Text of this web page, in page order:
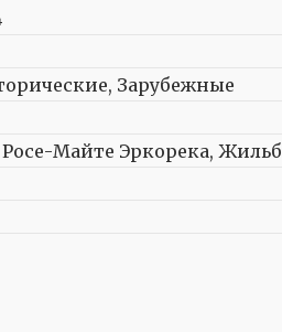
Зарубежные
Майте Эркорека,